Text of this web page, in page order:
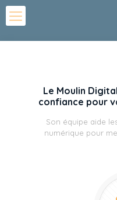
Le Moulin
confiance pour
Son équipe aide
numérique pour